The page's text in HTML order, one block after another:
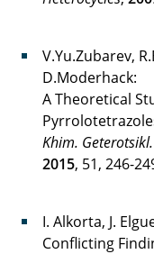
V.Yu.Zubarev,
D.Moderhack:
A Theoretical
Khim.
2015, 51, 246-
I. Alkorta, J.
Conflicting